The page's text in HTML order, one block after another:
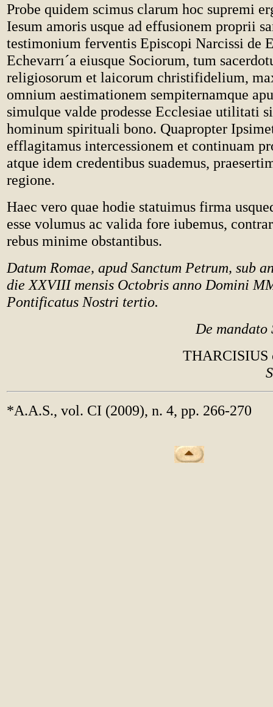
Probe quidem scimus clarum hoc supremi
Iesum amoris usque ad effusionem proprii
testimonium ferventis Episcopi Narcissi de
Echevarrı´a eiusque Sociorum, tum
religiosorum et laicorum christifidelium,
omnium aestimationem sempiternamque
simulque valde prodesse Ecclesiae utilitati
hominum spirituali bono. Quapropter
efflagitamus intercessionem et continuam
atque idem credentibus suademus,
regione.
Haec vero quae hodie statuimus firma
esse volumus ac valida fore iubemus,
rebus minime obstantibus.
Datum Romae, apud Sanctum Petrum, sub
die XXVIII mensis Octobris anno Domini
Pontificatus Nostri tertio.
De
THARCISIUS
*A.A.S., vol. CI (2009), n. 4, pp. 266-270